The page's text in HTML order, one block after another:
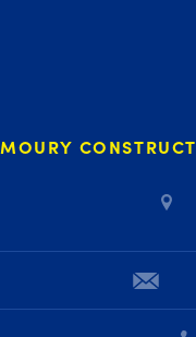
MOURY CONSTRUCT